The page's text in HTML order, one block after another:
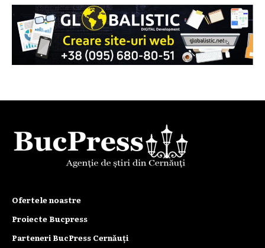
Ofertele noastre
Proiecte Bucpress
Parteneri BucPress Cernăuți